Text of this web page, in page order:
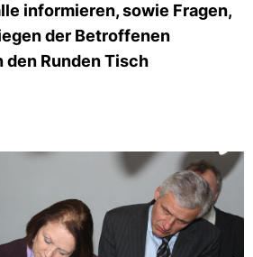
informieren, sowie Fragen,
der Betroffenen
den Runden Tisch